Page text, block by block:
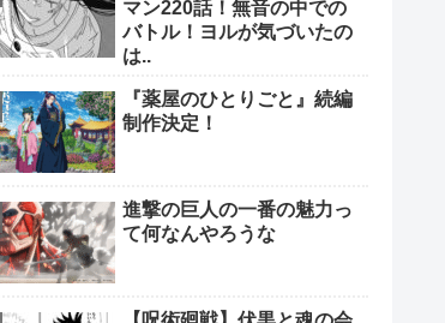
マン220話！無音の中での
バトル！ヨルが気づいたの
は..
『薬屋のひとりごと』続編
制作決定！
進撃の巨人の一番の魅力っ
て何なんやろうな